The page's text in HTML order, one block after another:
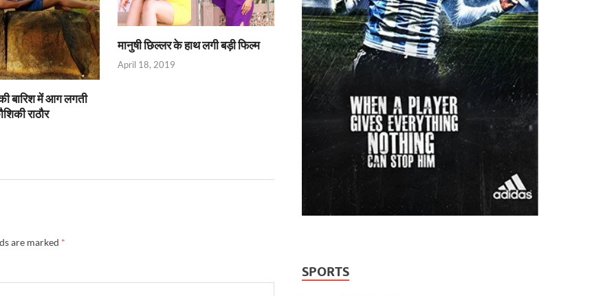
बारिश में आग लगती
राठौर
मानुषी छिल्लर के हाथ लगी बड़ी फिल्म
April 18, 2019
are marked *
SPORTS